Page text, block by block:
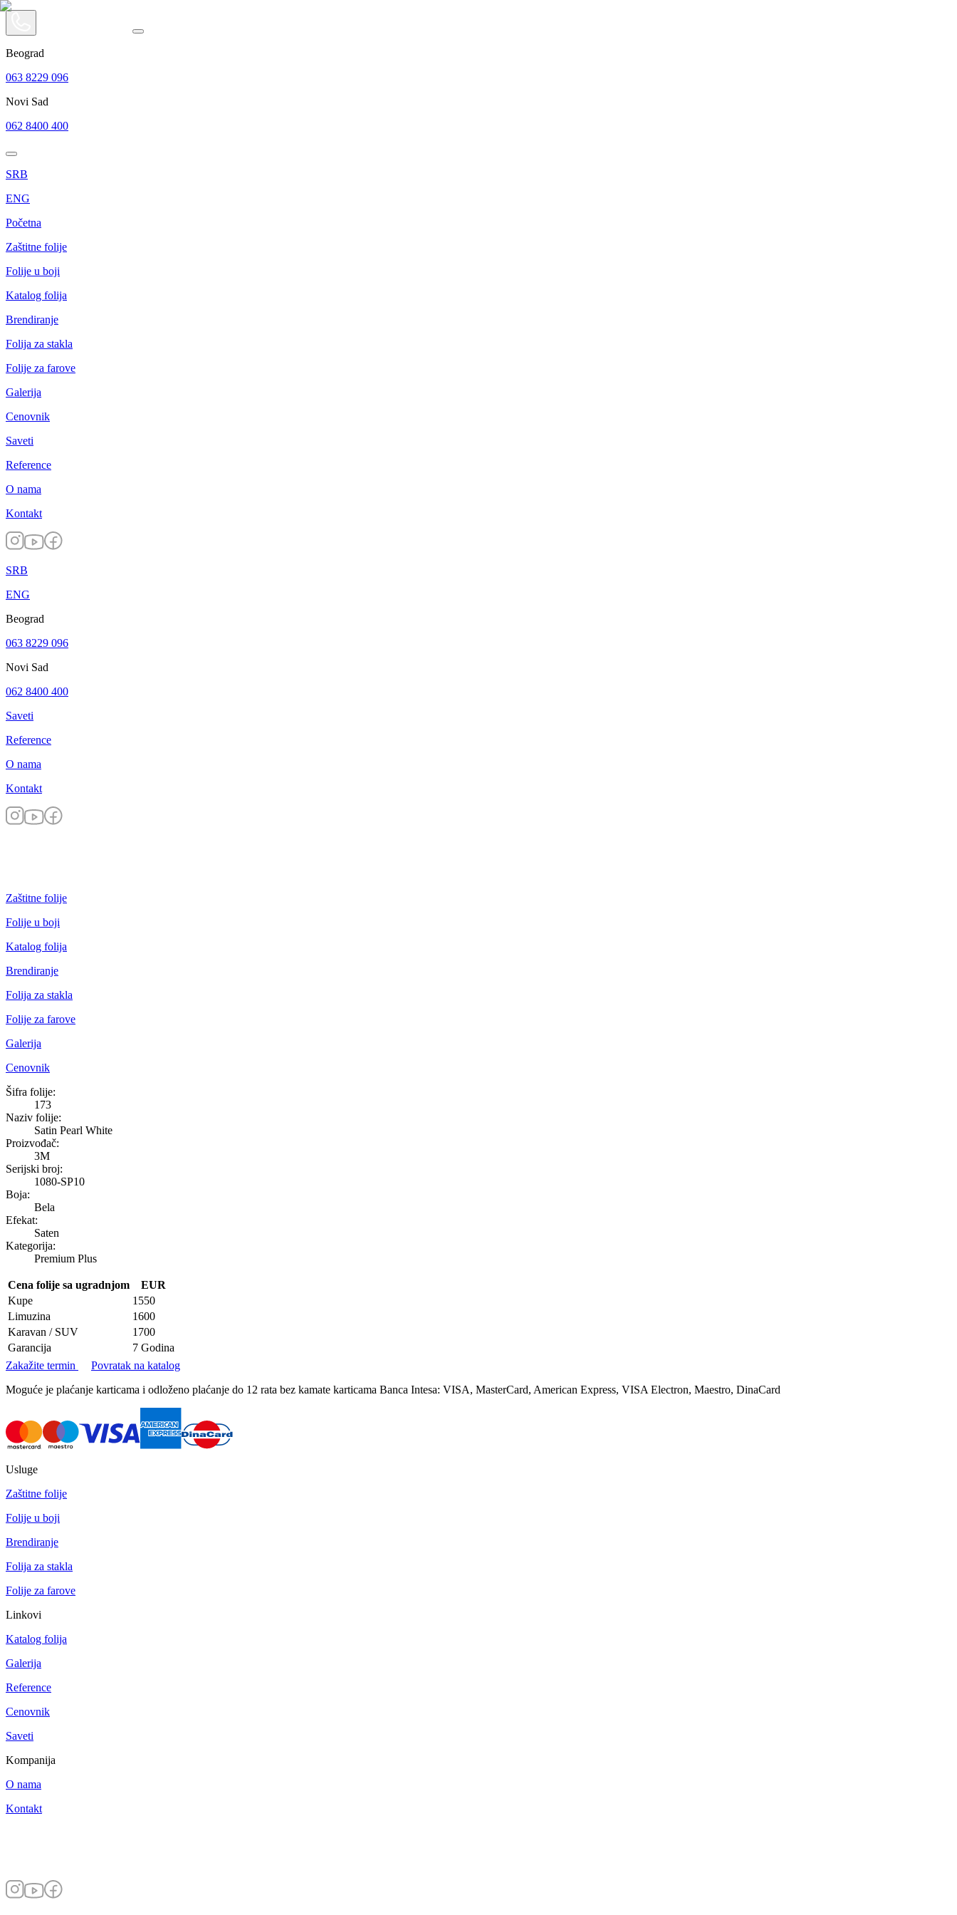
Beograd
063 8229 096
Novi Sad
062 8400 400
SRB
ENG
Početna
Zaštitne folije
Folije u boji
Katalog folija
Brendiranje
Folija za stakla
Folije za farove
Galerija
Cenovnik
Saveti
Reference
O nama
Kontakt
SRB
ENG
Beograd
063 8229 096
Novi Sad
062 8400 400
Saveti
Reference
O nama
Kontakt
Zaštitne folije
Folije u boji
Katalog folija
Brendiranje
Folija za stakla
Folije za farove
Galerija
Cenovnik
Satin Pearl White
Šifra folije:
173
Naziv folije:
Satin Pearl White
Proizvođač:
3M
Serijski broj:
1080-SP10
Boja:
Bela
Efekat:
Saten
Kategorija:
Premium Plus
Cena folije sa ugradnjom
EUR
Kupe
1550
Limuzina
1600
Karavan / SUV
1700
Garancija
7 Godina
Zakažite termin
Povratak na katalog
Moguće je plaćanje karticama i odloženo plaćanje do 12 rata bez kamate karticama Banca Intesa: VISA, MasterCard, American Express, VISA Electron, Maestro, DinaCard
Usluge
Zaštitne folije
Folije u boji
Brendiranje
Folija za stakla
Folije za farove
Linkovi
Katalog folija
Galerija
Reference
Cenovnik
Saveti
Kompanija
O nama
Kontakt